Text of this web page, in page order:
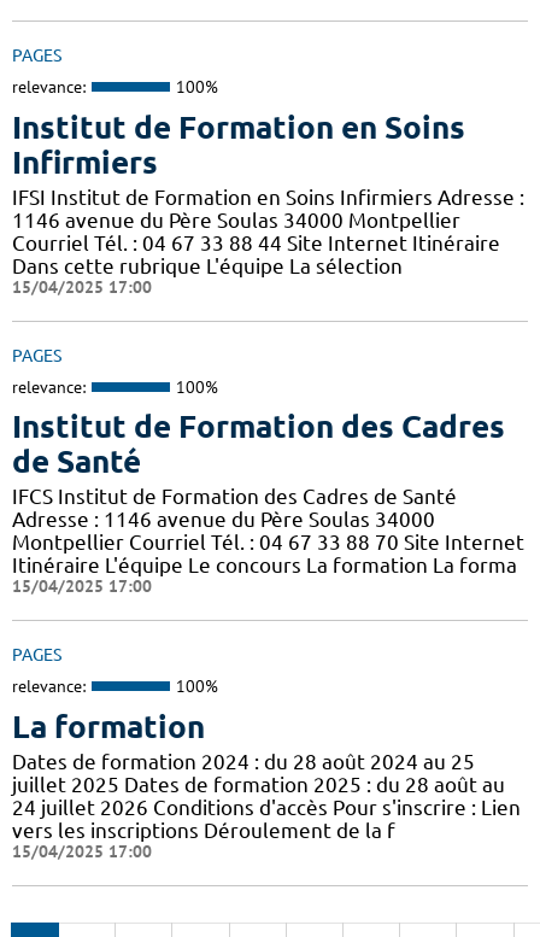
PAGES
relevance: 100%
Institut de Formation en Soins
Infirmiers
IFSI Institut de Formation en Soins Infirmiers Adresse :
1146 avenue du Père Soulas 34000 Montpellier
Courriel Tél. : 04 67 33 88 44 Site Internet Itinéraire
Dans cette rubrique L'équipe La sélection
15/04/2025 17:00
PAGES
relevance: 100%
Institut de Formation des Cadres
de Santé
IFCS Institut de Formation des Cadres de Santé
Adresse : 1146 avenue du Père Soulas 34000
Montpellier Courriel Tél. : 04 67 33 88 70 Site Internet
Itinéraire L'équipe Le concours La formation La forma
15/04/2025 17:00
PAGES
relevance: 100%
La formation
Dates de formation 2024 : du 28 août 2024 au 25
juillet 2025 Dates de formation 2025 : du 28 août au
24 juillet 2026 Conditions d'accès Pour s'inscrire : Lien
vers les inscriptions Déroulement de la f
15/04/2025 17:00